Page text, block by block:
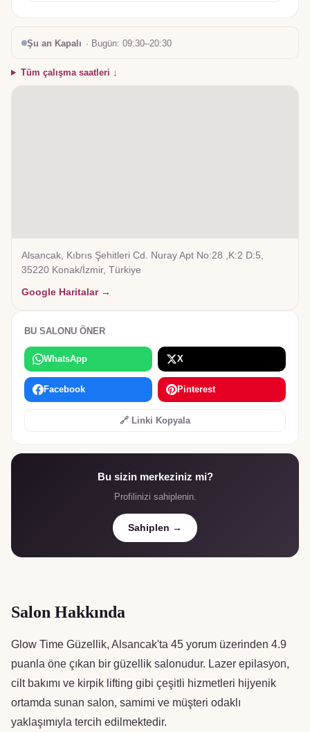
Salon Hakkında
Glow Time Güzellik, Alsancak'ta 45 yorum üzerinden 4.9
puanla öne çıkan bir güzellik salonudur. Lazer epilasyon,
cilt bakımı ve kirpik lifting gibi çeşitli hizmetleri hijyenik
ortamda sunan salon, samimi ve müşteri odaklı
yaklaşımıyla tercih edilmektedir.
Şu an Kapalı · Bugün: 09:30–20:30
Tüm çalışma saatleri ↓
Alsancak, Kıbrıs Şehitleri Cd. Nuray Apt No:28 ,K:2 D:5,
35220 Konak/İzmir, Türkiye
Google Haritalar →
BU SALONU ÖNER
WhatsApp X
Facebook Pinterest
🔗 Linki Kopyala
Bu sizin merkeziniz mi?
Profilinizi sahiplenin.
Sahiplen →